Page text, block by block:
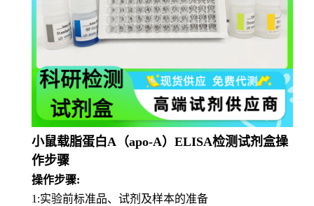
小鼠载脂蛋白A（apo-A）ELISA检测试剂盒操
作步骤
操作步骤:
1:实验前标准品、试剂及样本的准备